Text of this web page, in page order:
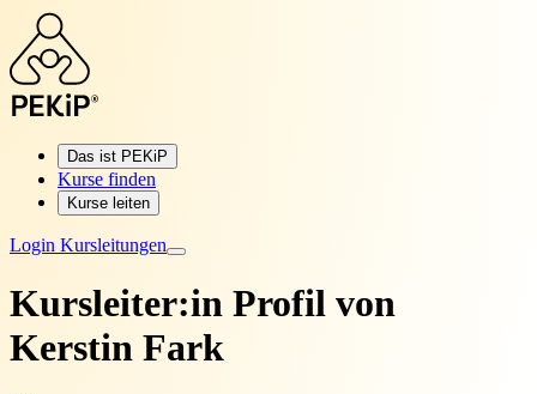
Das ist PEKiP
Kurse finden
Kurse leiten
Login Kursleitungen
Kursleiter:in Profil von
Kerstin Fark